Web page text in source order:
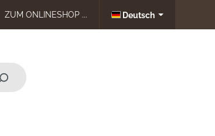
ZUM ONLINESHOP ... Deutsch